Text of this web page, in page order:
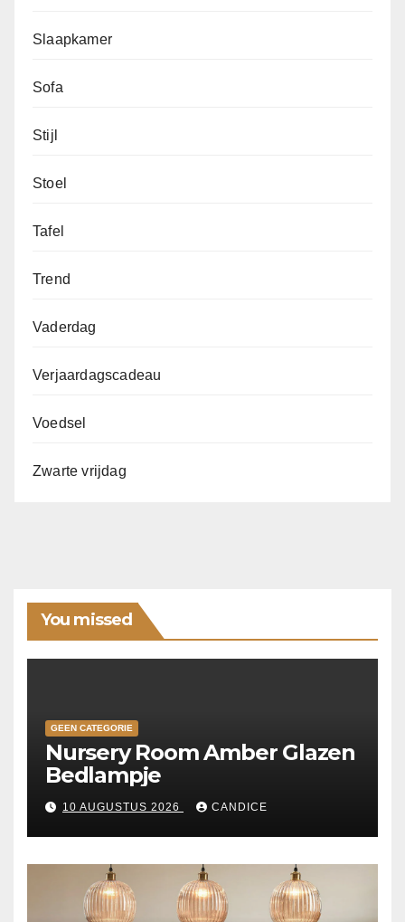
Slaapkamer
Sofa
Stijl
Stoel
Tafel
Trend
Vaderdag
Verjaardagscadeau
Voedsel
Zwarte vrijdag
You missed
GEEN CATEGORIE
Nursery Room Amber Glazen
Bedlampje
10 AUGUSTUS 2026 CANDICE